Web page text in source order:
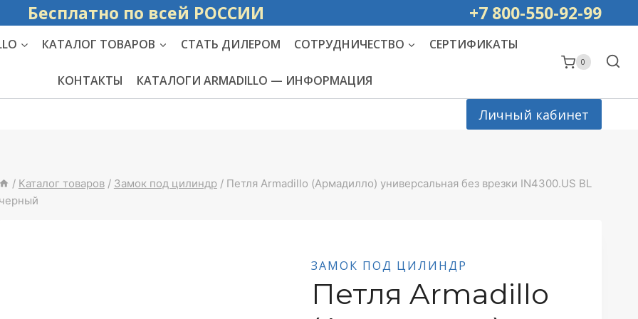
Бесплатно по всей РОССИИ +7 800-550-92-99
КАТАЛОГ ТОВАРОВ СТАТЬ ДИЛЕРОМ СОТРУДНИЧЕСТВО СЕРТИФИКАТЫ
КОНТАКТЫ КАТАЛОГИ ARMADILLO — ИНФОРМАЦИЯ
0
Личный кабинет
/ Каталог товаров / Замок под цилиндр / Петля Armadillo (Армадилло) универсальная без врезки IN4300.US BL
черный
ЗАМОК ПОД ЦИЛИНДР
Петля Armadillo